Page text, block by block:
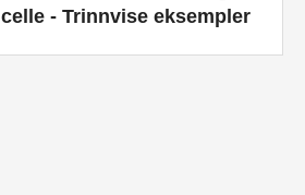
celle - Trinnvise eksempler